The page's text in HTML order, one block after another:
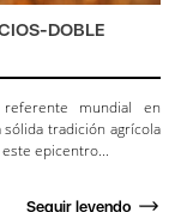
DOBLE
mundial en
tradición agrícola
epicentro...
Seguir leyendo